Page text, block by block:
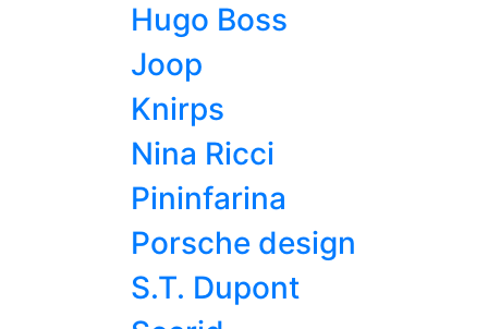
Hugo Boss
Joop
Knirps
Nina Ricci
Pininfarina
Porsche design
S.T. Dupont